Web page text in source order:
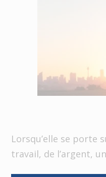
Lorsqu’elle se porte
travail, de l’argent,